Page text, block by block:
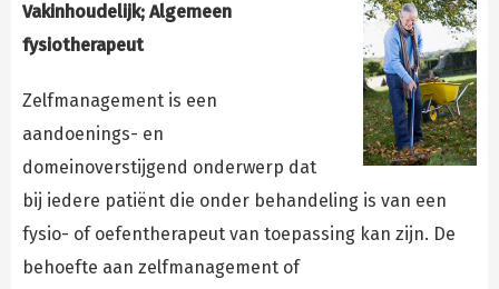
Vakinhoudelijk; Algemeen
fysiotherapeut
Zelfmanagement is een
aandoenings- en
domeinoverstijgend onderwerp dat
bij iedere patiënt die onder behandeling is van een
fysio- of oefentherapeut van toepassing kan zijn. De
behoefte aan zelfmanagement of